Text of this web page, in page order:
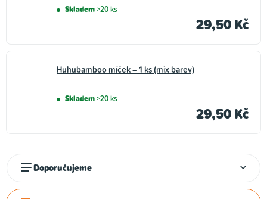
Skladem>20 ks
29,50 Kč
Huhubamboo míček – 1 ks (mix barev)
Skladem>20 ks
29,50 Kč
Doporučujeme